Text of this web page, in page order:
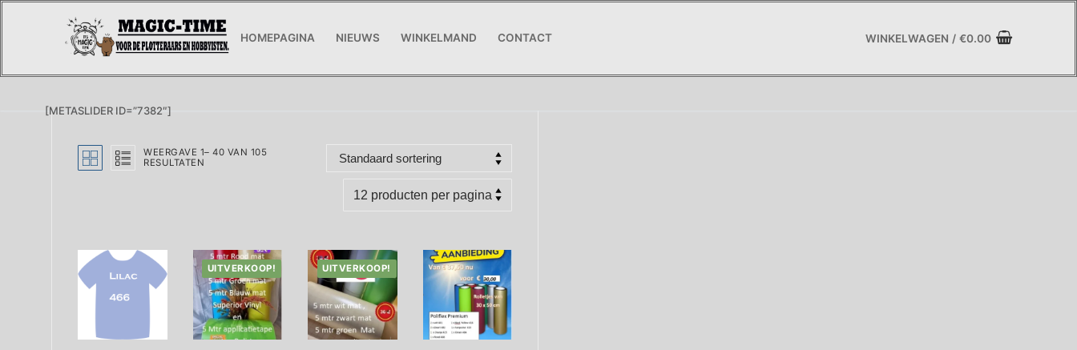
HOMEPAGINA NIEUWS WINKELMAND CONTACT WINKELWAGEN / €0.00
[METASLIDER ID=”7382″]
WEERGAVE 1– 40 VAN 105
RESULTATEN
UITVERKOOP! UITVERKOOP!